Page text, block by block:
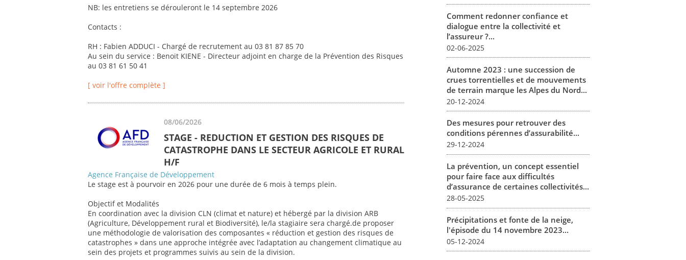
NB: les entretiens se dérouleront le 14 septembre 2026
Contacts :
RH : Fabien ADDUCI - Chargé de recrutement au 03 81 87 85 70
Au sein du service : Benoit KIENE - Directeur adjoint en charge de la Prévention des Risques
au 03 81 61 50 41
[ voir l'offre complète ]
08/06/2026
STAGE - REDUCTION ET GESTION DES RISQUES DE
CATASTROPHE DANS LE SECTEUR AGRICOLE ET RURAL
H/F
Agence Française de Développement
Le stage est à pourvoir en 2026 pour une durée de 6 mois à temps plein.
Objectif et Modalités
En coordination avec la division CLN (climat et nature) et hébergé par la division ARB
(Agriculture, Développement rural et Biodiversité), le/la stagiaire sera chargé.de proposer
une méthodologie de valorisation des composantes « réduction et gestion des risques de
catastrophes » dans une approche intégrée avec l’adaptation au changement climatique au
sein des projets et programmes suivis au sein de la division.
Comment redonner confiance et
dialogue entre la collectivité et
l’assureur ?...
02-06-2025
Automne 2023 : une succession de
crues torrentielles et de mouvements
de terrain marque les Alpes du Nord...
20-12-2024
Des mesures pour retrouver des
conditions pérennes d’assurabilité...
29-12-2024
La prévention, un concept essentiel
pour faire face aux difficultés
d’assurance de certaines collectivités...
28-05-2025
Précipitations et fonte de la neige,
l'épisode du 14 novembre 2023...
05-12-2024